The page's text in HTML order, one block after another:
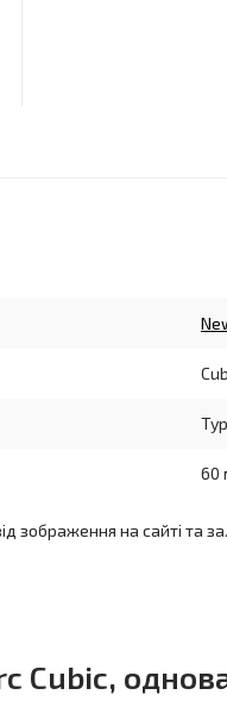
60
зображення на сайті та
Cubic,